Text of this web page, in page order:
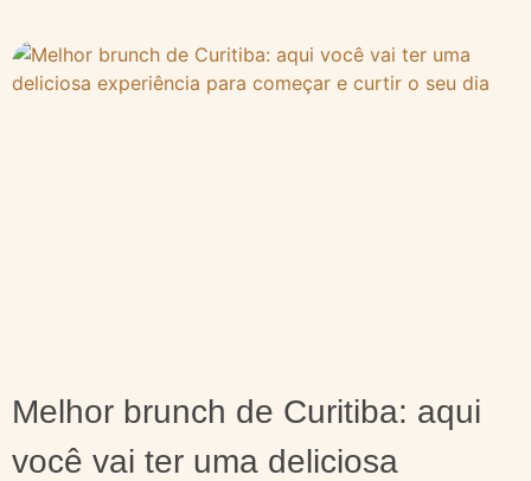
Melhor brunch de Curitiba: aqui
você vai ter uma deliciosa